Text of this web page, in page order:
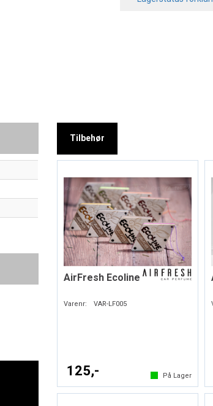
Tilbehør
AirFresh Ecoline
Varenr: VAR-LF005
125,- På Lager